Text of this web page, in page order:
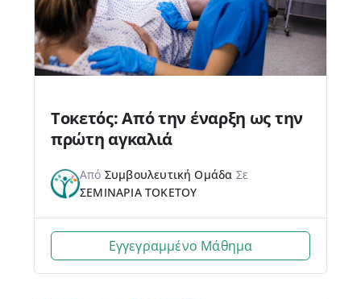
Τοκετός: Από την έναρξη ως την
πρώτη αγκαλιά
Από Συμβουλευτική Ομάδα Σε
ΣΕΜΙΝΑΡΙΑ ΤΟΚΕΤΟΥ
Εγγεγραμμένο Μάθημα